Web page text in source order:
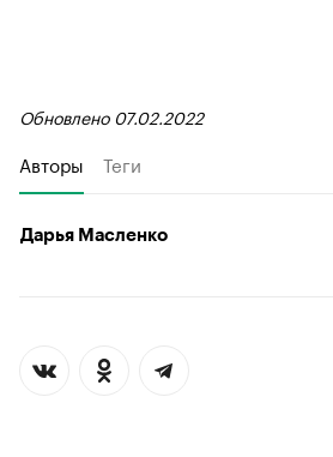
Обновлено 07.02.2022
Авторы Теги
Дарья Масленко